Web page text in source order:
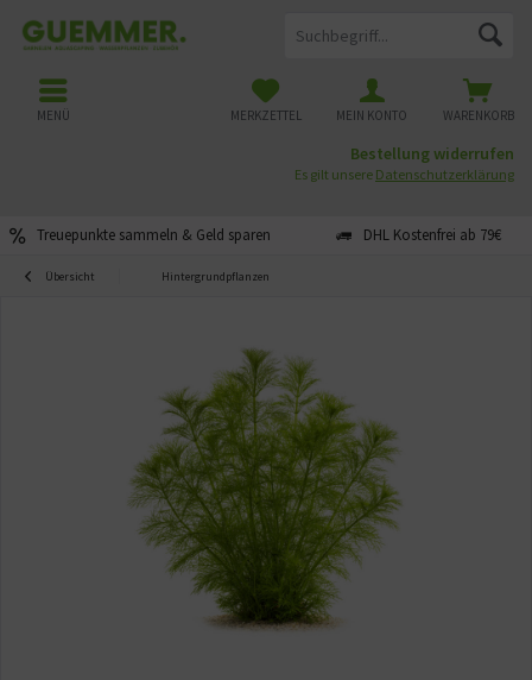
Treuepunkte sammeln & Geld sparen DHL Kostenfrei ab 79€
WARENKORB
MERKZETTEL MEIN KONTO
MENÜ
Bestellung widerrufen
Es gilt unsere Datenschutzerklärung
Übersicht Hintergrundpflanzen